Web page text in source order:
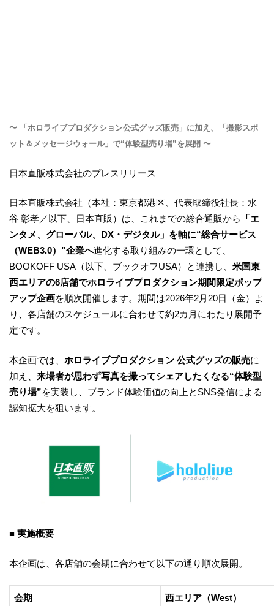
〜 「ホロライブプロダクション公式グッズ販売」に加え、「撮影スポ
ット＆メッセージウォール」で“体験型売り場”を展開 〜
日本直販株式会社のプレスリリース
日本直販株式会社（本社：東京都港区、代表取締役社長：水
谷 彰孝／以下、日本直販）は、これまでの総合通販から
「エ
ンタメ、グローバル、DX・デジタル」を軸に“総合サービス
（WEB3.0）”企業へ進化する取り組みの一環として、
BOOKOFF USA（以下、ブックオフUSA）と連携し、 米国東
西エリアの6店舗でホロライブプロダクション期間限定ポップ
アップ企画を順次開催します。期間は2026年2月20日（金）よ
り、各店舗のスケジュールに合わせて約2カ月にわたり展開予
定です。
本企画では、 ホロライブプロダクション 公式グッズの販売に
加え、 来場者が思わず写真を撮ってシェアしたくなる“体験型
売り場”を実装し、ブランド体験価値の向上とSNS発信による
認知拡大を狙います。
■ 実施概要
本企画は、各店舗の会期に合わせて以下の通り順次展開。
会期 西エリア（West）